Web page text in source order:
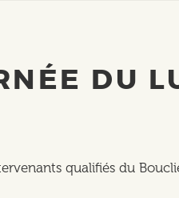
DU
qualifiés du